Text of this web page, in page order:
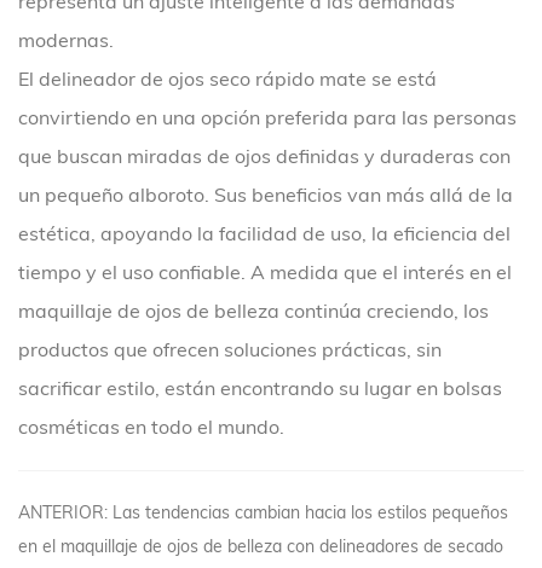
modernas.
El delineador de ojos seco rápido mate se está
convirtiendo en una opción preferida para las personas
que buscan miradas de ojos definidas y duraderas con
un pequeño alboroto. Sus beneficios van más allá de la
estética, apoyando la facilidad de uso, la eficiencia del
tiempo y el uso confiable. A medida que el interés en el
maquillaje de ojos de belleza continúa creciendo, los
productos que ofrecen soluciones prácticas, sin
sacrificar estilo, están encontrando su lugar en bolsas
cosméticas en todo el mundo.
ANTERIOR: Las tendencias cambian hacia los estilos pequeños
en el maquillaje de ojos de belleza con delineadores de secado